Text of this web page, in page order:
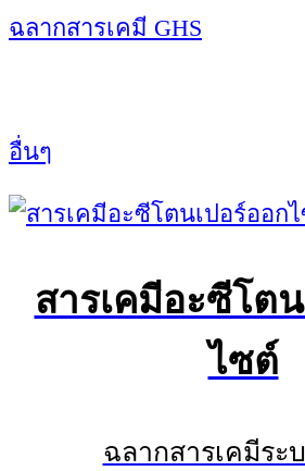
ฉลากสารเคมี GHS
อื่นๆ
สารเคมีอะซีโต
ไซต์
ฉลากสารเคมีระ